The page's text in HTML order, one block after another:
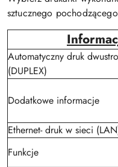
sztucznego
Automatyczny druk
(DUPLEX)
Dodatkowe informacje
Ethernet- druk w sieci
Funkcje